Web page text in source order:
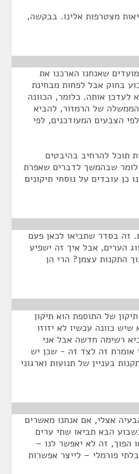
מצטרפות אלינו. בבקשה,
שאנחנו הארכנו את
בחוק אבל לפחות מבחינת
לעדכן אותה. כלומר, הכוונה
של הרמזור, להביא
הצבעים המעודכנים, לפי
תוכל להרחיב בהיבטים
לומר שבהמשך לדברים שאפרת
כן עובדים על נוסחי תיקונים
זה בסדר שתביאו לכאן פעם
הערים, אבל איך זה ישפיע
התקנות עצמן? הרי הן
של התוספת הוא תיקון
כוונה עכשיו לא יזוזו
רשימה חדשה אבל אני
אומרת זה לצד זה - שכן יש
בעניין של תנועות וארגוני
אצלי, אם אנחנו מאשרים
הבא תביאו שתי ערים
הפוך, זה לא יאפשר לנו –
פורמלי – לייצר אפשרות